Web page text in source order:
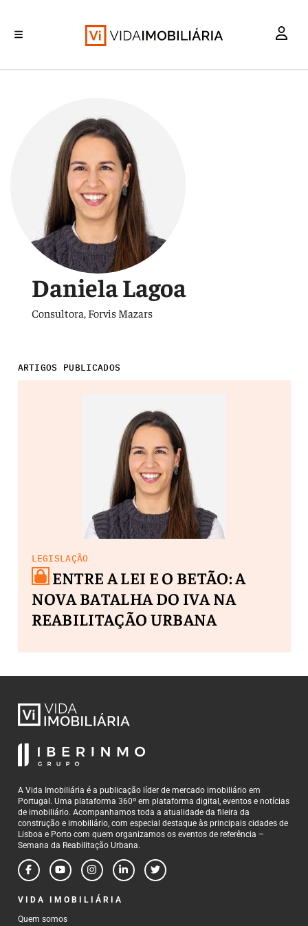
Daniela Lagoa
Consultora, Forvis Mazars
ARTIGOS PUBLICADOS
LEGISLAÇÃO
ENTRE A LEI E O BETÃO: A
NOVA BATALHA DO IVA NA
REABILITAÇÃO URBANA
A Vida Imobiliária é a publicação líder de mercado imobiliário em
Portugal. Uma plataforma 360º em plataforma digital, eventos e notícias
de imobiliário. Acompanhamos toda a atualidade da fileira da
construção e imobiliário, com especial destaque às principais cidades de
Lisboa e Porto com quem organizamos os eventos de referência –
Semana da Reabilitação Urbana.
VIDA IMOBILIÁRIA
Quem somos